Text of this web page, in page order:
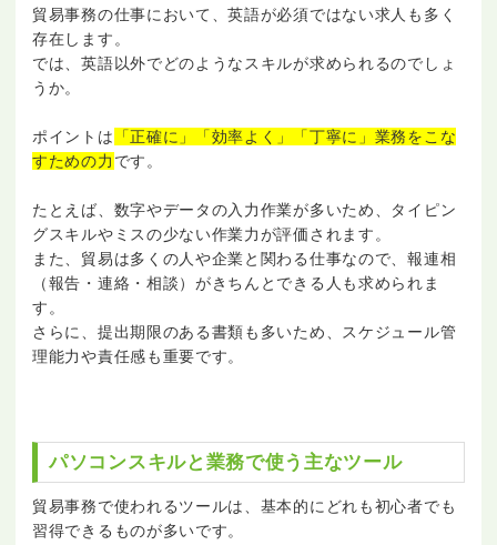
貿易事務の仕事において、英語が必須ではない求人も多く
存在します。
では、英語以外でどのようなスキルが求められるのでしょ
うか。
ポイントは 「正確に」「効率よく」「丁寧に」業務をこな
すための力 です。
たとえば、数字やデータの入力作業が多いため、タイピン
グスキルやミスの少ない作業力が評価されます。
また、貿易は多くの人や企業と関わる仕事なので、報連相
（報告・連絡・相談）がきちんとできる人も求められま
す。
さらに、提出期限のある書類も多いため、スケジュール管
理能力や責任感も重要です。
パソコンスキルと業務で使う主なツール
貿易事務で使われるツールは、基本的にどれも初心者でも
習得できるものが多いです。